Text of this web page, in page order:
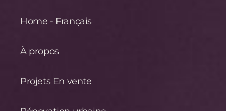
Home - Français
À propos
Projets En vente